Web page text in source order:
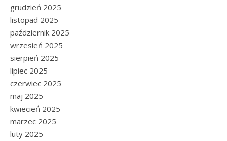
grudzień 2025
listopad 2025
październik 2025
wrzesień 2025
sierpień 2025
lipiec 2025
czerwiec 2025
maj 2025
kwiecień 2025
marzec 2025
luty 2025